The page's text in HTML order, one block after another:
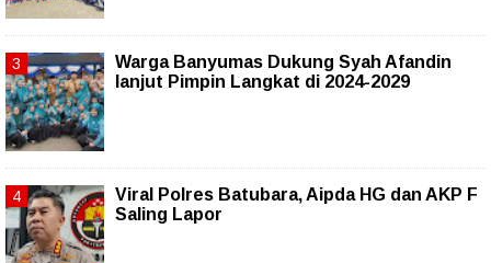
Warga Banyumas Dukung Syah Afandin
lanjut Pimpin Langkat di 2024-2029
Viral Polres Batubara, Aipda HG dan AKP F
Saling Lapor